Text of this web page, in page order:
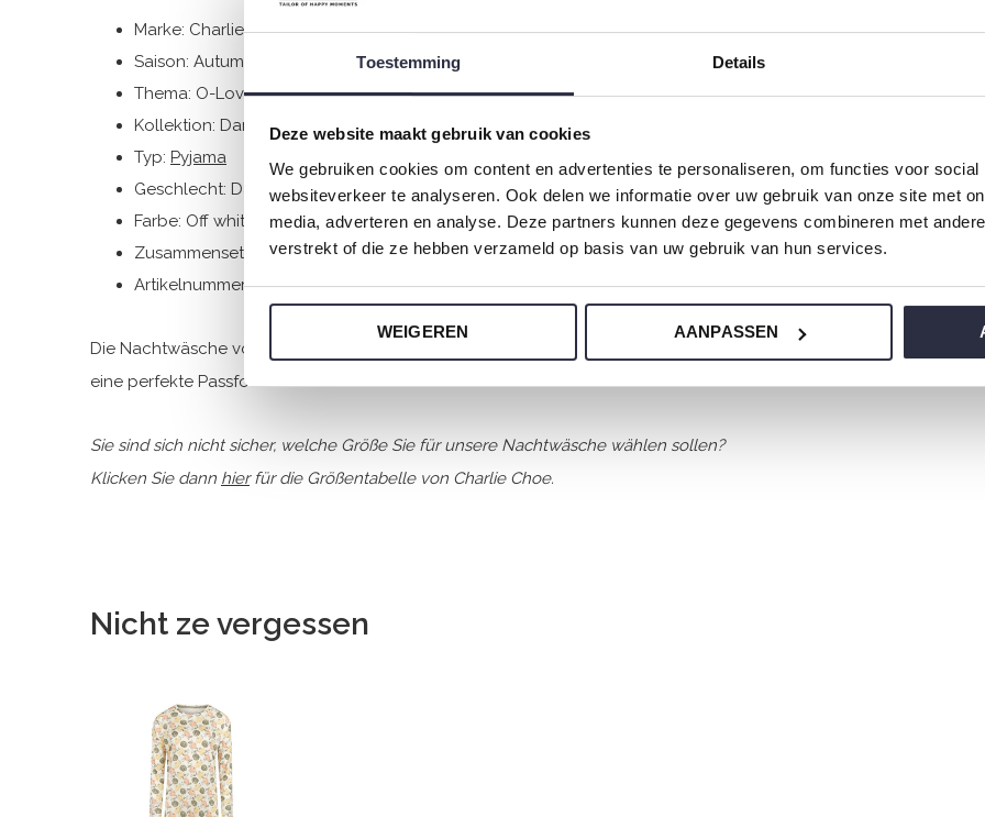
Toestemming Details
Deze website maakt gebruik van cookies
We gebruiken cookies om content en advertenties te personaliseren, om functies voor
websiteverkeer te analyseren. Ook delen we informatie over uw gebruik van onze site met
media, adverteren en analyse. Deze partners kunnen deze gegevens combineren met
verstrekt of die ze hebben verzameld op basis van uw gebruik van hun services.
WEIGEREN AANPASSEN
Marke: Charlie Choe
Saison: Autumn/Winter 2025
Thema: O-Lovely nights
Kollektion: Damen
Typ: Pyjama
Geschlecht: Damen
Farbe: Off white
Zusammensetzung: 50% Cotton/ 50% Modal
Artikelnummer: O57117-38
Die Nachtwäsche von Charlie Choe ist gefertigt aus einem wunderbar weichen Jersey und hat
eine perfekte Passform.
Sie sind sich nicht sicher, welche Größe Sie für unsere Nachtwäsche wählen sollen?
Klicken Sie dann hierfür die Größentabelle von Charlie Choe.
Nicht ze vergessen